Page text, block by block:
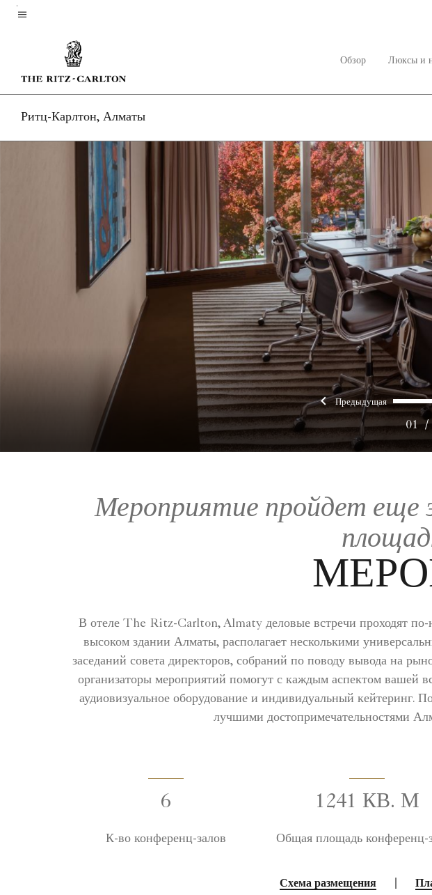
Skip
Обзор Люксы и
Ритц-Карлтон, Алматы
0
01
Мероприятие пройдет еще
В отеле The Ritz-Carlton, Almaty деловые встречи проходят
высоком здании Алматы, располагает несколькими
заседаний совета директоров, собраний по поводу вывода на
организаторы мероприятий помогут с каждым аспектом вашей
аудиовизуальное оборудование и индивидуальный кейтеринг.
лучшими достопримечательностями
6
К-во конференц-залов
1241 КВ. М
Общая площадь конференц-
Схема размещения